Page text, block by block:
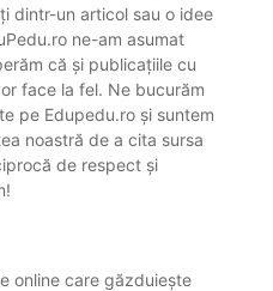
dintr-un articol sau o idee
ne-am asumat
că și publicațiile cu
face la fel. Ne bucurăm
pe Edupedu.ro și suntem
noastră de a cita sursa
de respect și
online care găzduiește